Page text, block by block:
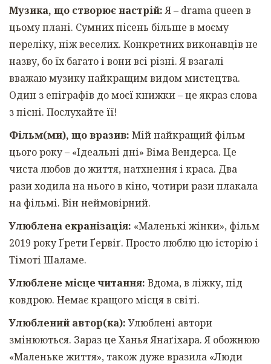
Музика, що створює настрій:Я – drama queen в
цьому плані. Сумних пісень більше в моєму
переліку, ніж веселих. Конкретних виконавців не
назву, бо їх багато і вони всі різні. Я взагалі
вважаю музику найкращим видом мистецтва.
Один з епіграфів до моєї книжки – це якраз слова
з пісні. Послухайте її!
Фільм(ми), що вразив: Мій найкращий фільм
цього року – «Ідеальні дні» Віма Вендерса. Це
чиста любов до життя, натхнення і краса. Два
рази ходила на нього в кіно, чотири рази плакала
на фільмі. Він неймовірний.
Улюблена екранізація: «Маленькі жінки», фільм
2019 року Ґрети Ґервіґ. Просто люблю цю історію і
Тімоті Шаламе.
Улюблене місце читання: Вдома, в ліжку, під
ковдрою. Немає кращого місця в світі.
Улюблений автор(ка): Улюблені автори
змінюються. Зараз це Ханья Янаґіхара. Я обожнюю
«Маленьке життя», також дуже вразила «Люди